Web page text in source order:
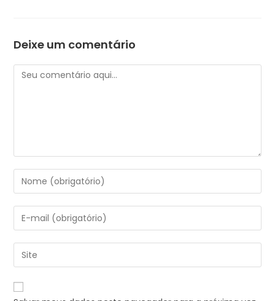
Deixe um comentário